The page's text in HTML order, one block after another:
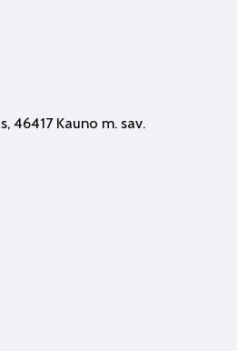
46417 Kauno m. sav.